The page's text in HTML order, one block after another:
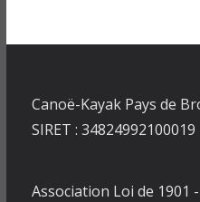
Canoë-Kayak Pays de
SIRET : 34824992100019
Association Loi de 1901